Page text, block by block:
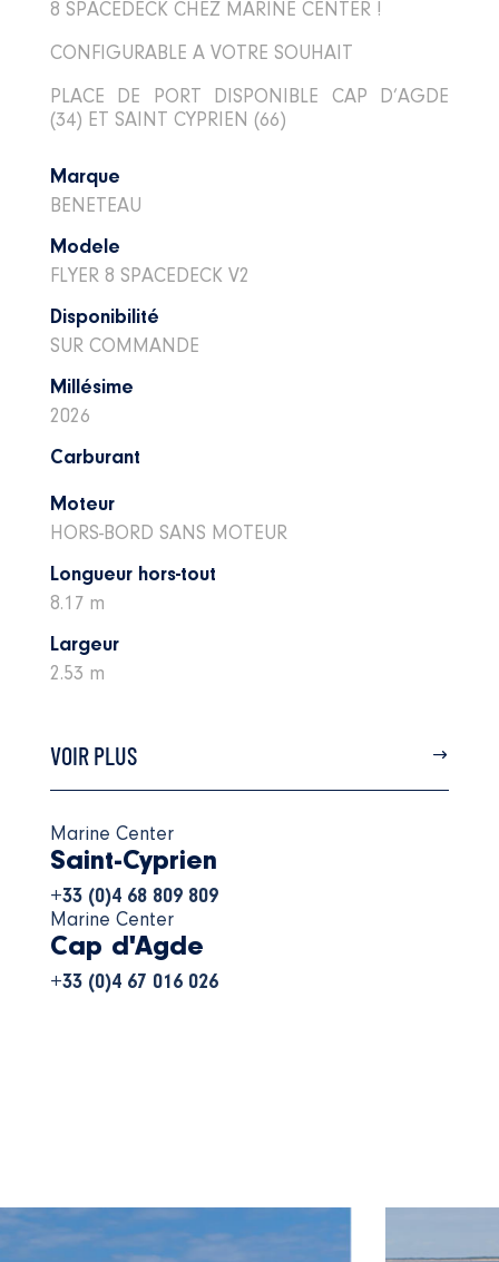
Marque
BENETEAU
Modele
FLYER 8 SPACEDECK V2
Disponibilité
SUR COMMANDE
Millésime
2026
Carburant
Moteur
HORS-BORD SANS MOTEUR
Longueur hors-tout
8.17 m
Largeur
2.53 m
VOIR PLUS
Marine Center
Saint-Cyprien
+33 (0)4 68 809 809
Marine Center
Cap d'Agde
+33 (0)4 67 016 026
8 SPACEDECK CHEZ MARINE CENTER !
CONFIGURABLE A VOTRE SOUHAIT
PLACE DE PORT DISPONIBLE CAP D’AGDE
(34) ET SAINT CYPRIEN (66)